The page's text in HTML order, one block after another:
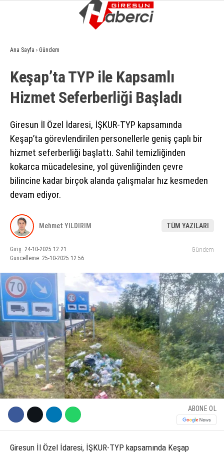
Facebook
Instagram
Youtube
GÜNDEM
EKONOMI
SIYASET
ASAYIŞ
SPOR
YAŞAM
SAĞLIK
SERVISLER
Ana Sayfa › Gündem
Keşap’ta TYP ile Kapsamlı
Hizmet Seferberliği Başladı
Giresun İl Özel İdaresi, İŞKUR-TYP kapsamında
Keşap’ta görevlendirilen personellerle geniş çaplı bir
hizmet seferberliği başlattı. Sahil temizliğinden
kokarca mücadelesine, yol güvenliğinden çevre
bilincine kadar birçok alanda çalışmalar hız kesmeden
devam ediyor.
Mehmet YILDIRIM TÜM YAZILARI
Giriş: 24-10-2025 12:21
Güncelleme: 25-10-2025 12:56
Gündem
ABONE OL
Giresun İl Özel İdaresi, İŞKUR-TYP kapsamında Keşap